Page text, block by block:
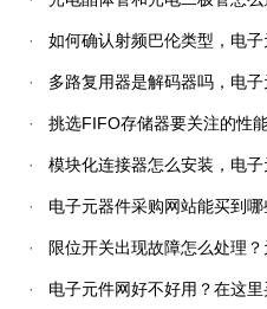
· 如何确认射频巴伦类型，电子
· 多路复用器是解码器吗，电子
· 挑选FIFO存储器要关注的性能
· 模块化连接器怎么安装，电子
· 电子元器件采购网站能买到哪
· 限位开关出现故障怎么处理？
· 电子元件网好不好用？在这里